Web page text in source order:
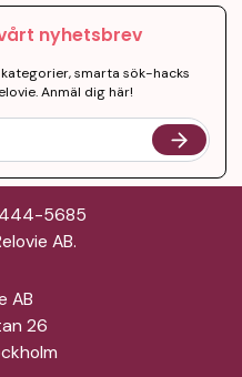
nyhetsbrev
smarta sök-hacks
Anmäl dig här!
5685
AB.
AB
26